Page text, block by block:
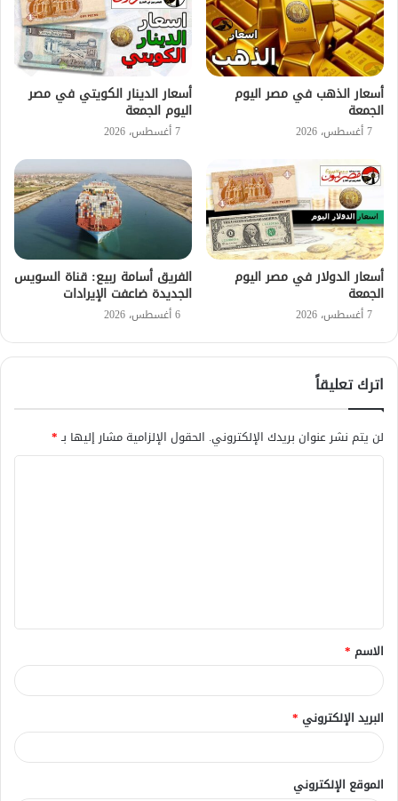
أسعار الذهب في مصر اليوم
الجمعة
7 أغسطس، 2026
أسعار الدينار الكويتي في مصر
اليوم الجمعة
7 أغسطس، 2026
أسعار الدولار في مصر اليوم
الجمعة
7 أغسطس، 2026
الفريق أسامة ربيع: قناة السويس
الجديدة ضاعفت الإيرادات
6 أغسطس، 2026
اترك تعليقاً
لن يتم نشر عنوان بريدك الإلكتروني. الحقول الإلزامية مشار إليها بـ*
ق
*
الاسم *
البريد الإلكتروني *
الموقع الإلكتروني